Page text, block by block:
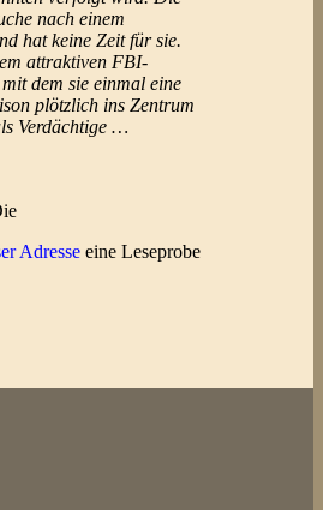
nach einem
hat keine Zeit für sie.
attraktiven FBI-
dem sie einmal eine
plötzlich ins Zentrum
Verdächtige …
Adresse eine Leseprobe